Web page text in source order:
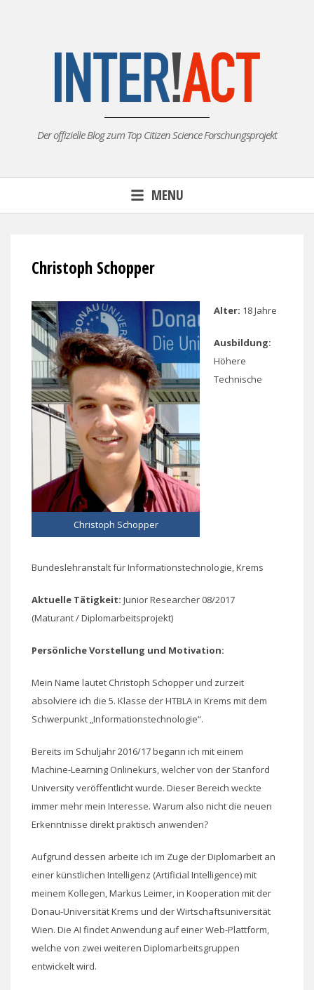
Der offizielle Blog zum Top Citizen Science Forschungsprojekt
MENU
Christoph Schopper
Christoph Schopper
Alter: 18 Jahre
Ausbildung:
Höhere
Technische
Bundeslehranstalt für Informationstechnologie, Krems
Aktuelle Tätigkeit: Junior Researcher 08/2017
(Maturant / Diplomarbeitsprojekt)
Persönliche Vorstellung und Motivation:
Mein Name lautet Christoph Schopper und zurzeit
absolviere ich die 5. Klasse der HTBLA in Krems mit dem
Schwerpunkt „Informationstechnologie“.
Bereits im Schuljahr 2016/17 begann ich mit einem
Machine-Learning Onlinekurs, welcher von der Stanford
University veröffentlicht wurde. Dieser Bereich weckte
immer mehr mein Interesse. Warum also nicht die neuen
Erkenntnisse direkt praktisch anwenden?
Aufgrund dessen arbeite ich im Zuge der Diplomarbeit an
einer künstlichen Intelligenz (Artificial Intelligence) mit
meinem Kollegen, Markus Leimer, in Kooperation mit der
Donau-Universität Krems und der Wirtschaftsuniversität
Wien. Die AI findet Anwendung auf einer Web-Plattform,
welche von zwei weiteren Diplomarbeitsgruppen
entwickelt wird.